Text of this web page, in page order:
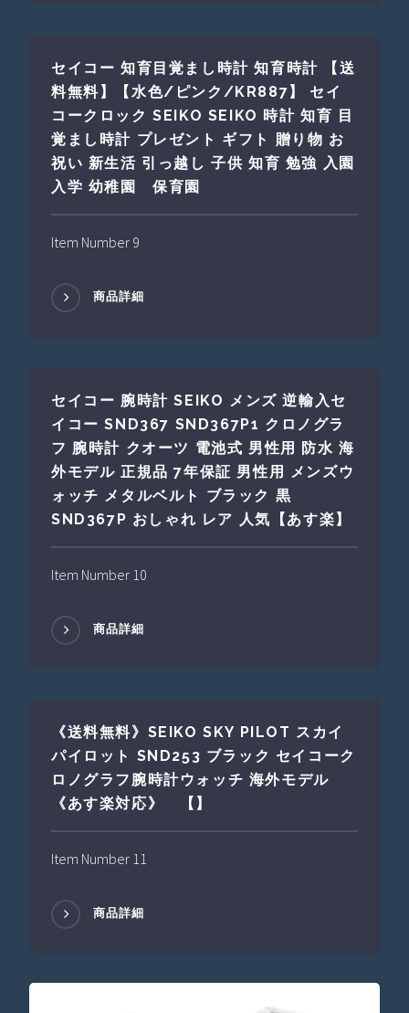
セイコー 知育目覚まし時計 知育時計 【送
料無料】【水色/ピンク/KR887】 セイ
コークロック SEIKO SEIKO 時計 知育 目
覚まし時計 プレゼント ギフト 贈り物 お
祝い 新生活 引っ越し 子供 知育 勉強 入園
入学 幼稚園 保育園
Item Number 9
商品詳細
セイコー 腕時計 SEIKO メンズ 逆輸入セ
イコー SND367 SND367P1 クロノグラ
フ 腕時計 クオーツ 電池式 男性用 防水 海
外モデル 正規品 7年保証 男性用 メンズウ
ォッチ メタルベルト ブラック 黒
SND367P おしゃれ レア 人気【あす楽】
Item Number 10
商品詳細
《送料無料》SEIKO SKY PILOT スカイ
パイロット SND253 ブラック セイコーク
ロノグラフ腕時計ウォッチ 海外モデル
《あす楽対応》 【】
Item Number 11
商品詳細